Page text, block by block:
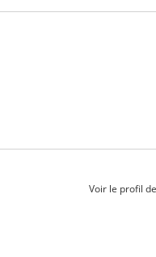
Voir le profil de